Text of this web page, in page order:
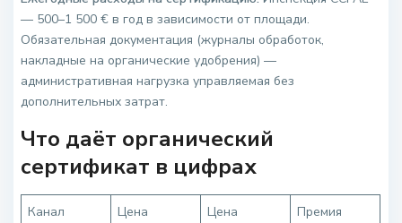
— 500–1 500 € в год в зависимости от площади.
Обязательная документация (журналы обработок,
накладные на органические удобрения) —
административная нагрузка управляемая без
дополнительных затрат.
Что даёт органический
сертификат в цифрах
Канал
Цена
Цена
Премия